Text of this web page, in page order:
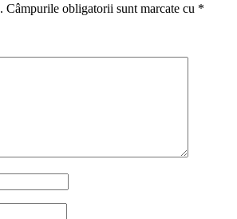
Câmpurile obligatorii sunt marcate cu *